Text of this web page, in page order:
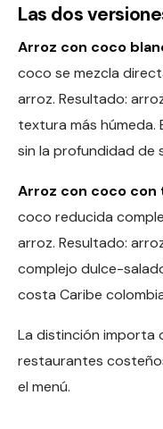
Las dos
Arroz con coco
coco se mezcla
arroz. Resultado:
textura más húmeda.
sin la profundidad de
Arroz con coco
coco reducida
arroz. Resultado:
complejo dulce-
costa Caribe
La distinción importa
restaurantes
el menú.